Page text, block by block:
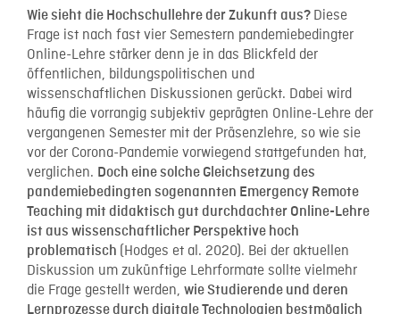
Wie sieht die Hochschullehre der Zukunft aus? Diese
Frage ist nach fast vier Semestern pandemiebedingter
Online-Lehre stärker denn je in das Blickfeld der
öffentlichen, bildungspolitischen und
wissenschaftlichen Diskussionen gerückt. Dabei wird
häufig die vorrangig subjektiv geprägten Online-Lehre der
vergangenen Semester mit der Präsenzlehre, so wie sie
vor der Corona-Pandemie vorwiegend stattgefunden hat,
verglichen. Doch eine solche Gleichsetzung des
pandemiebedingten sogenannten Emergency Remote
Teaching mit didaktisch gut durchdachter Online-Lehre
ist aus wissenschaftlicher Perspektive hoch
problematisch (Hodges et al. 2020). Bei der aktuellen
Diskussion um zukünftige Lehrformate sollte vielmehr
die Frage gestellt werden, wie Studierende und deren
Lernprozesse durch digitale Technologien bestmöglich